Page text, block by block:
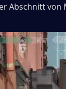
Abschnitt von